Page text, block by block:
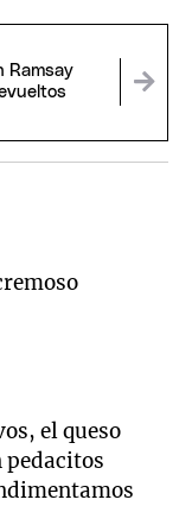
Ramsay
el queso
pedacitos